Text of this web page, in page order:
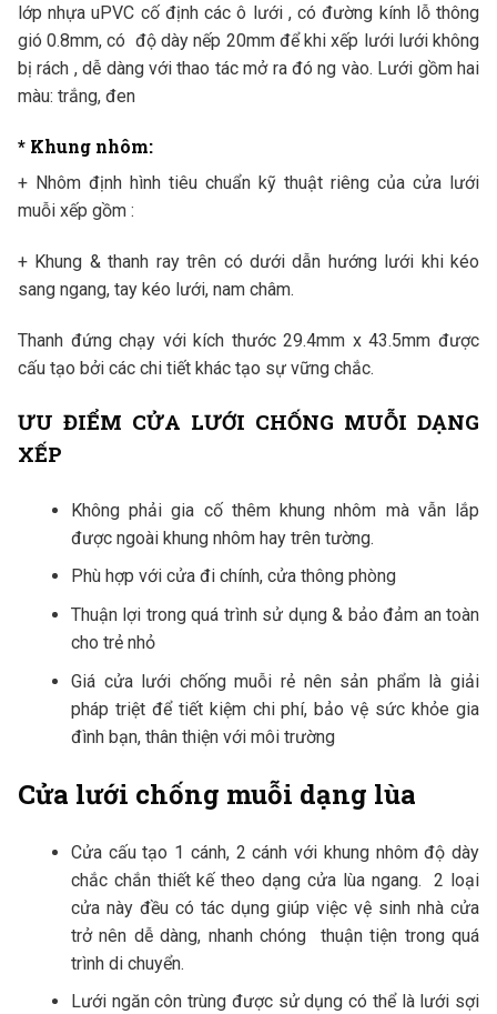
lớp nhựa uPVC cố định các ô lưới , có đường kính lỗ thông
gió 0.8mm, có độ dày nếp 20mm để khi xếp lưới lưới không
bị rách , dễ dàng với thao tác mở ra đó ng vào. Lưới gồm hai
màu: trắng, đen
* Khung nhôm:
+ Nhôm định hình tiêu chuẩn kỹ thuật riêng của cửa lưới
muỗi xếp gồm :
+ Khung & thanh ray trên có dưới dẫn hướng lưới khi kéo
sang ngang, tay kéo lưới, nam châm.
Thanh đứng chạy với kích thước 29.4mm x 43.5mm được
cấu tạo bởi các chi tiết khác tạo sự vững chắc.
ƯU ĐIỂM CỬA LƯỚI CHỐNG MUỖI DẠNG
XẾP
Không phải gia cố thêm khung nhôm mà vẫn lắp
được ngoài khung nhôm hay trên tường.
Phù hợp với cửa đi chính, cửa thông phòng
Thuận lợi trong quá trình sử dụng & bảo đảm an toàn
cho trẻ nhỏ
Giá cửa lưới chống muỗi rẻ nên sản phẩm là giải
pháp triệt để tiết kiệm chi phí, bảo vệ sức khỏe gia
đình bạn, thân thiện với môi trường
Cửa lưới chống muỗi dạng lùa
Cửa cấu tạo 1 cánh, 2 cánh với khung nhôm độ dày
chắc chắn thiết kế theo dạng cửa lùa ngang. 2 loại
cửa này đều có tác dụng giúp việc vệ sinh nhà cửa
trở nên dễ dàng, nhanh chóng thuận tiện trong quá
trình di chuyển.
Lưới ngăn côn trùng được sử dụng có thể là lưới sợi